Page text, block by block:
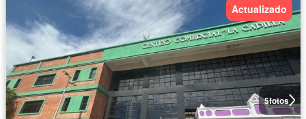
5fotos
Actualizado